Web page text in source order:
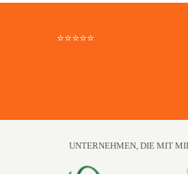
⭐⭐⭐⭐⭐
UNTERNEHMEN, DIE MIT